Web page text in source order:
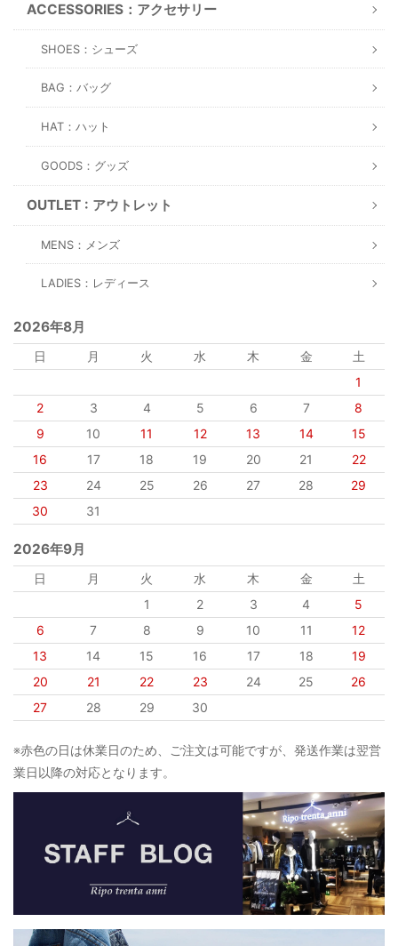
ACCESSORIES：アクセサリー
SHOES：シューズ
BAG：バッグ
HAT：ハット
GOODS：グッズ
OUTLET : アウトレット
MENS：メンズ
LADIES：レディース
2026年8月
日 月 火 水 木 金
土
1
2
3 4 5 6 7
8
9
10 11 12 13 14
15
16
17 18 19 20 21
22
23
24 25 26 27 28
29
30
31
2026年9月
日 月 火 水 木 金
土
1
2 3 4
5
6
7 8 9 10 11
12
13
14 15 16 17 18
19
20
21 22 23 24 25
26
27
28 29 30
※赤色の日は休業日のため、ご注文は可能ですが、発送作業は翌営
業日以降の対応となります。